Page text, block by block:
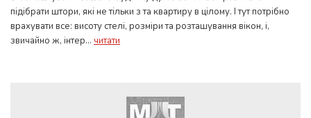
підібрати штори, які не тільки з та квартиру в цілому. І тут потрібно
врахувати все: висоту стелі, розміри та розташування вікон, і,
звичайно ж, інтер... читати